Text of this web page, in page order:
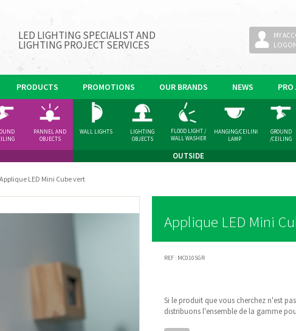
LED LIGHTING SPECIALIST AND
LIGHTING PROJECT SERVICES
MY
PRODUCTS PROMOTIONS OUR BRANDS NEWS PRO
PANNEL AND
OBJECTS
OUTSIDE
WALL LIGHTS
LIGHTING
OBJECTS
FLOOD LIGHT /
WALL WASHER
HANGING/CEILING
LAMP
GROUND
/CEILING
Applique LED Mini Cube vert
Applique LED Mini
REF : MC010SGR
Si le produit que vous cherchez n'est
distribuons l'ensemble de la gamme